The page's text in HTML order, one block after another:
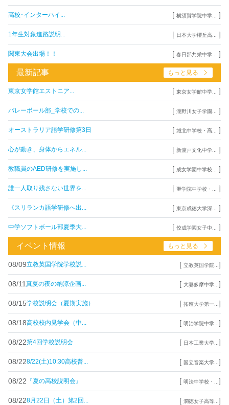
高校･インターハイ... [ 横須賀学院中学... ]
1年生対象進路説明... [ 日本大学櫻丘高... ]
関東大会出場！！ [ 春日部共栄中学... ]
最新記事 もっと見る
東京女学館エストニア... [ 東京女学館中学... ]
バレーボール部_学校での... [ 瀧野川女子学園... ]
オーストラリア語学研修第3日 [ 城北中学校・高... ]
心が動き、身体からエネル... [ 新渡戸文化中学... ]
教職員のAED研修を実施し... [ 成女学園中学校... ]
誰一人取り残さない世界を... [ 聖学院中学校・... ]
《スリランカ語学研修へ出... [ 東京成徳大学深... ]
中学ソフトボール部夏季大... [ 佼成学園女子中... ]
イベント情報 もっと見る
08/09立教英国学院学校説... [ 立教英国学院... ]
08/11 真夏の夜の納涼企画... [ 大妻多摩中学... ]
08/15学校説明会（夏期実施） [ 拓殖大学第一... ]
08/18高校校内見学会（中... [ 明治学院中学... ]
08/22第4回学校説明会 [ 日本工業大学... ]
08/228/22(土)10:30高校普... [ 国立音楽大学... ]
08/22 『夏の高校説明会』 [ 明法中学校・... ]
08/228月22日（土）第2回... [ 潤徳女子高等... ]